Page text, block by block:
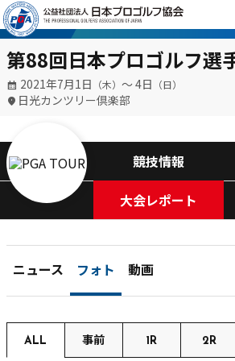
第88回日本プロゴルフ選
2021年7月1日 （木） 〜 4日 （日）
日光カンツリー倶楽部
競技情報
大会レポート
ニュース フォト 動画
ALL 事前 1R 2R